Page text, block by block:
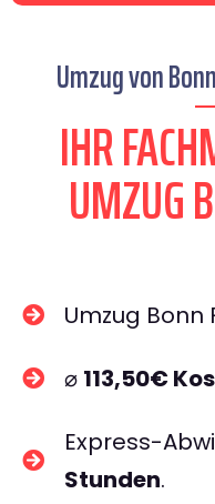
Umzug von
IHR
UMZUG
Umzug Bonn
⌀ 113,50€
Express-
Stunden.